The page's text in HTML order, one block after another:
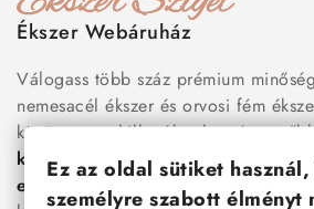
Ékszer Webáruház
Válogass több száz prémium
nemesacél ékszer és orvosi fém
között megtalálhatók a
karkötők
, női nyakláncok ,
esküvői kiegészítőkegyaránt.
Ez az oldal sütiket
személyre szabott élményt